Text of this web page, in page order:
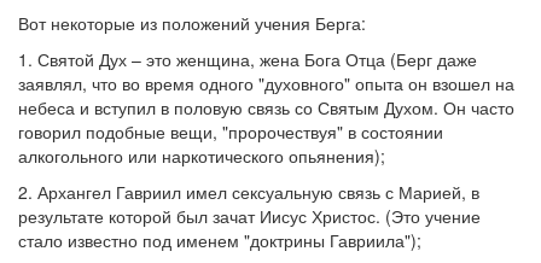
Вот некоторые из положений учения Берга:
1. Святой Дух – это женщина, жена Бога Отца (Берг даже
заявлял, что во время одного "духовного" опыта он взошел на
небеса и вступил в половую связь со Святым Духом. Он часто
говорил подобные вещи, "пророчествуя" в состоянии
алкогольного или наркотического опьянения);
2. Архангел Гавриил имел сексуальную связь с Марией, в
результате которой был зачат Иисус Христос. (Это учение
стало известно под именем "доктрины Гавриила");